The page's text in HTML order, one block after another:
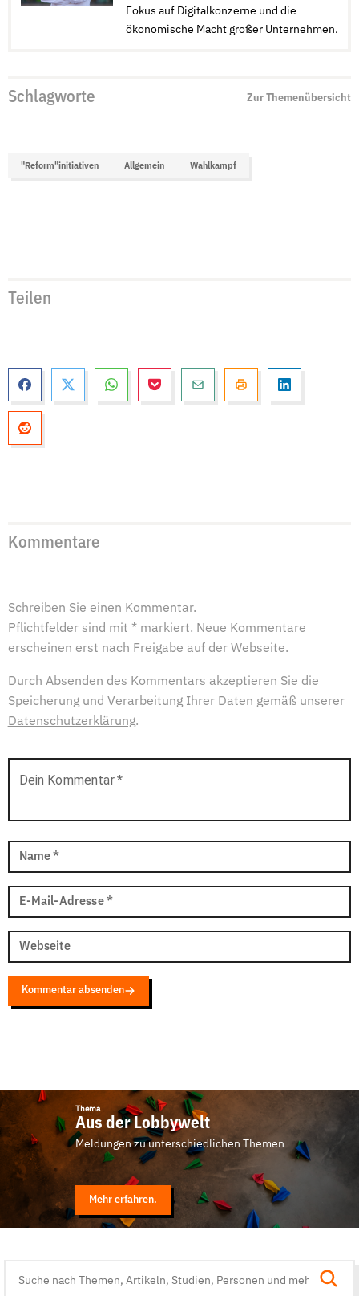
Fokus auf Digitalkonzerne und die
ökonomische Macht großer Unternehmen.
Schlagworte Zur Themenübersicht
"Reform"initiativen Allgemein Wahlkampf
Teilen
Kommentare
Schreiben Sie einen Kommentar.
Pflichtfelder sind mit * markiert. Neue Kommentare
erscheinen erst nach Freigabe auf der Webseite.
Durch Absenden des Kommentars akzeptieren Sie die
Speicherung und Verarbeitung Ihrer Daten gemäß unserer
Datenschutzerklärung.
Dein Kommentar*
Name *
E-Mail-Adresse *
Webseite
Kommentar absenden
Thema
Aus der Lobbywelt
Meldungen zu unterschiedlichen Themen
Mehr erfahren.